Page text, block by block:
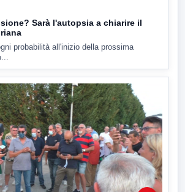
Sarà l'autopsia a chiarire il
probabilità all'inizio della prossima